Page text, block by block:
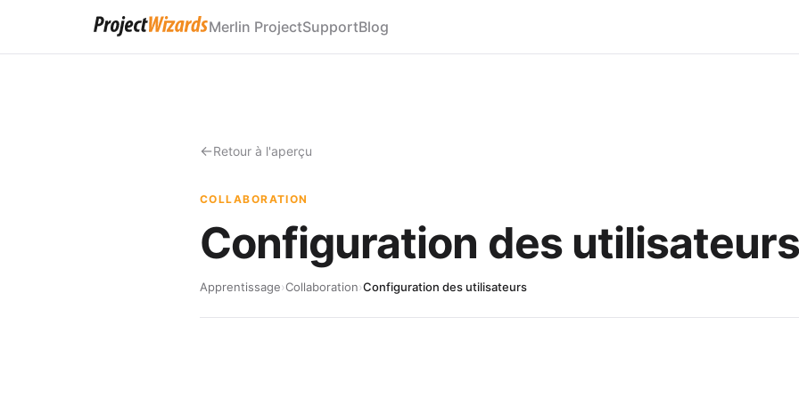
Merlin ProjectSupportBlog
Retour à l'aperçu
COLLABORATION
Configuration des utilisateurs
Apprentissage›Collaboration›Configuration des utilisateurs